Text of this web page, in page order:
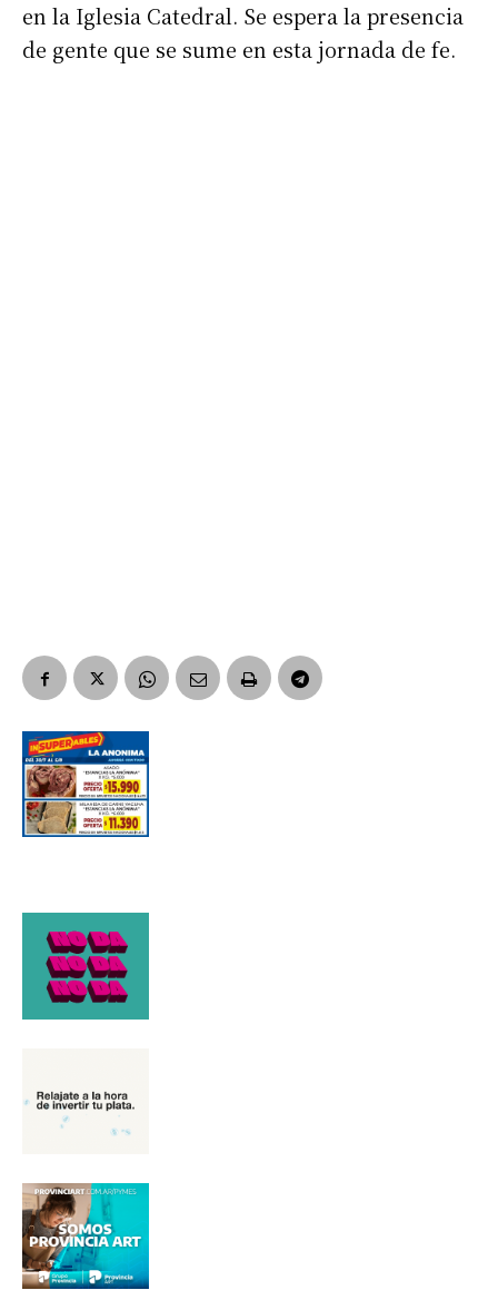
en la Iglesia Catedral. Se espera la presencia
de gente que se sume en esta jornada de fe.